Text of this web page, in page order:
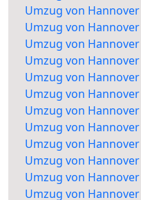
Umzug von
Umzug von
Umzug von
Umzug von
Umzug von
Umzug von
Umzug von
Umzug von
Umzug von
Umzug von
Umzug von
Umzug von